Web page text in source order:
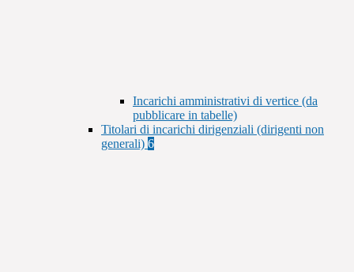
Incarichi amministrativi di vertice (da
pubblicare in tabelle)
Titolari di incarichi dirigenziali (dirigenti non
generali) 6